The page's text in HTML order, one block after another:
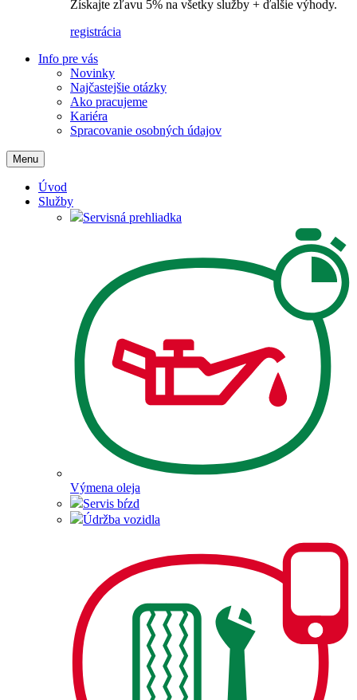
Získajte zľavu 5% na všetky služby + ďalšie výhody.
registrácia
Info pre vás
Novinky
Najčastejšie otázky
Ako pracujeme
Kariéra
Spracovanie osobných údajov
Menu
Úvod
Služby
Servisná prehliadka
Výmena oleja
Servis bŕzd
Údržba vozidla